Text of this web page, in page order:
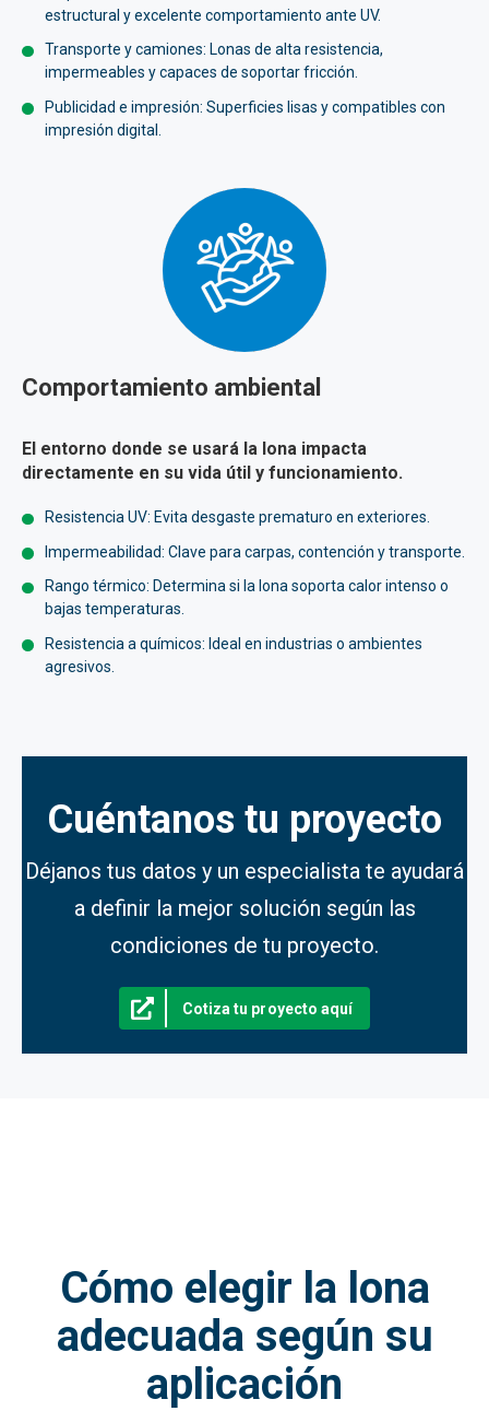
estructural y excelente comportamiento ante UV.
Transporte y camiones: Lonas de alta resistencia,
impermeables y capaces de soportar fricción.
Publicidad e impresión: Superficies lisas y compatibles con
impresión digital.
Comportamiento ambiental
El entorno donde se usará la lona impacta
directamente en su vida útil y funcionamiento.
Resistencia UV: Evita desgaste prematuro en exteriores.
Impermeabilidad: Clave para carpas, contención y transporte.
Rango térmico: Determina si la lona soporta calor intenso o
bajas temperaturas.
Resistencia a químicos: Ideal en industrias o ambientes
agresivos.
Cuéntanos tu proyecto
Déjanos tus datos y un especialista te ayudará
a definir la mejor solución según las
condiciones de tu proyecto.
Cotiza tu proyecto aquí
Cómo elegir la lona
adecuada según su
aplicación